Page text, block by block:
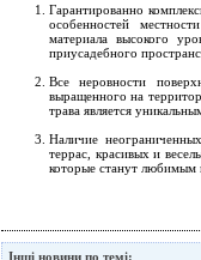
Гарантированно
особенностей
материала высокого
приусадебного
Все неровности
выращенного на
трава является
Наличие
террас, красивых и
которые станут любимым
Інші новини по темі: